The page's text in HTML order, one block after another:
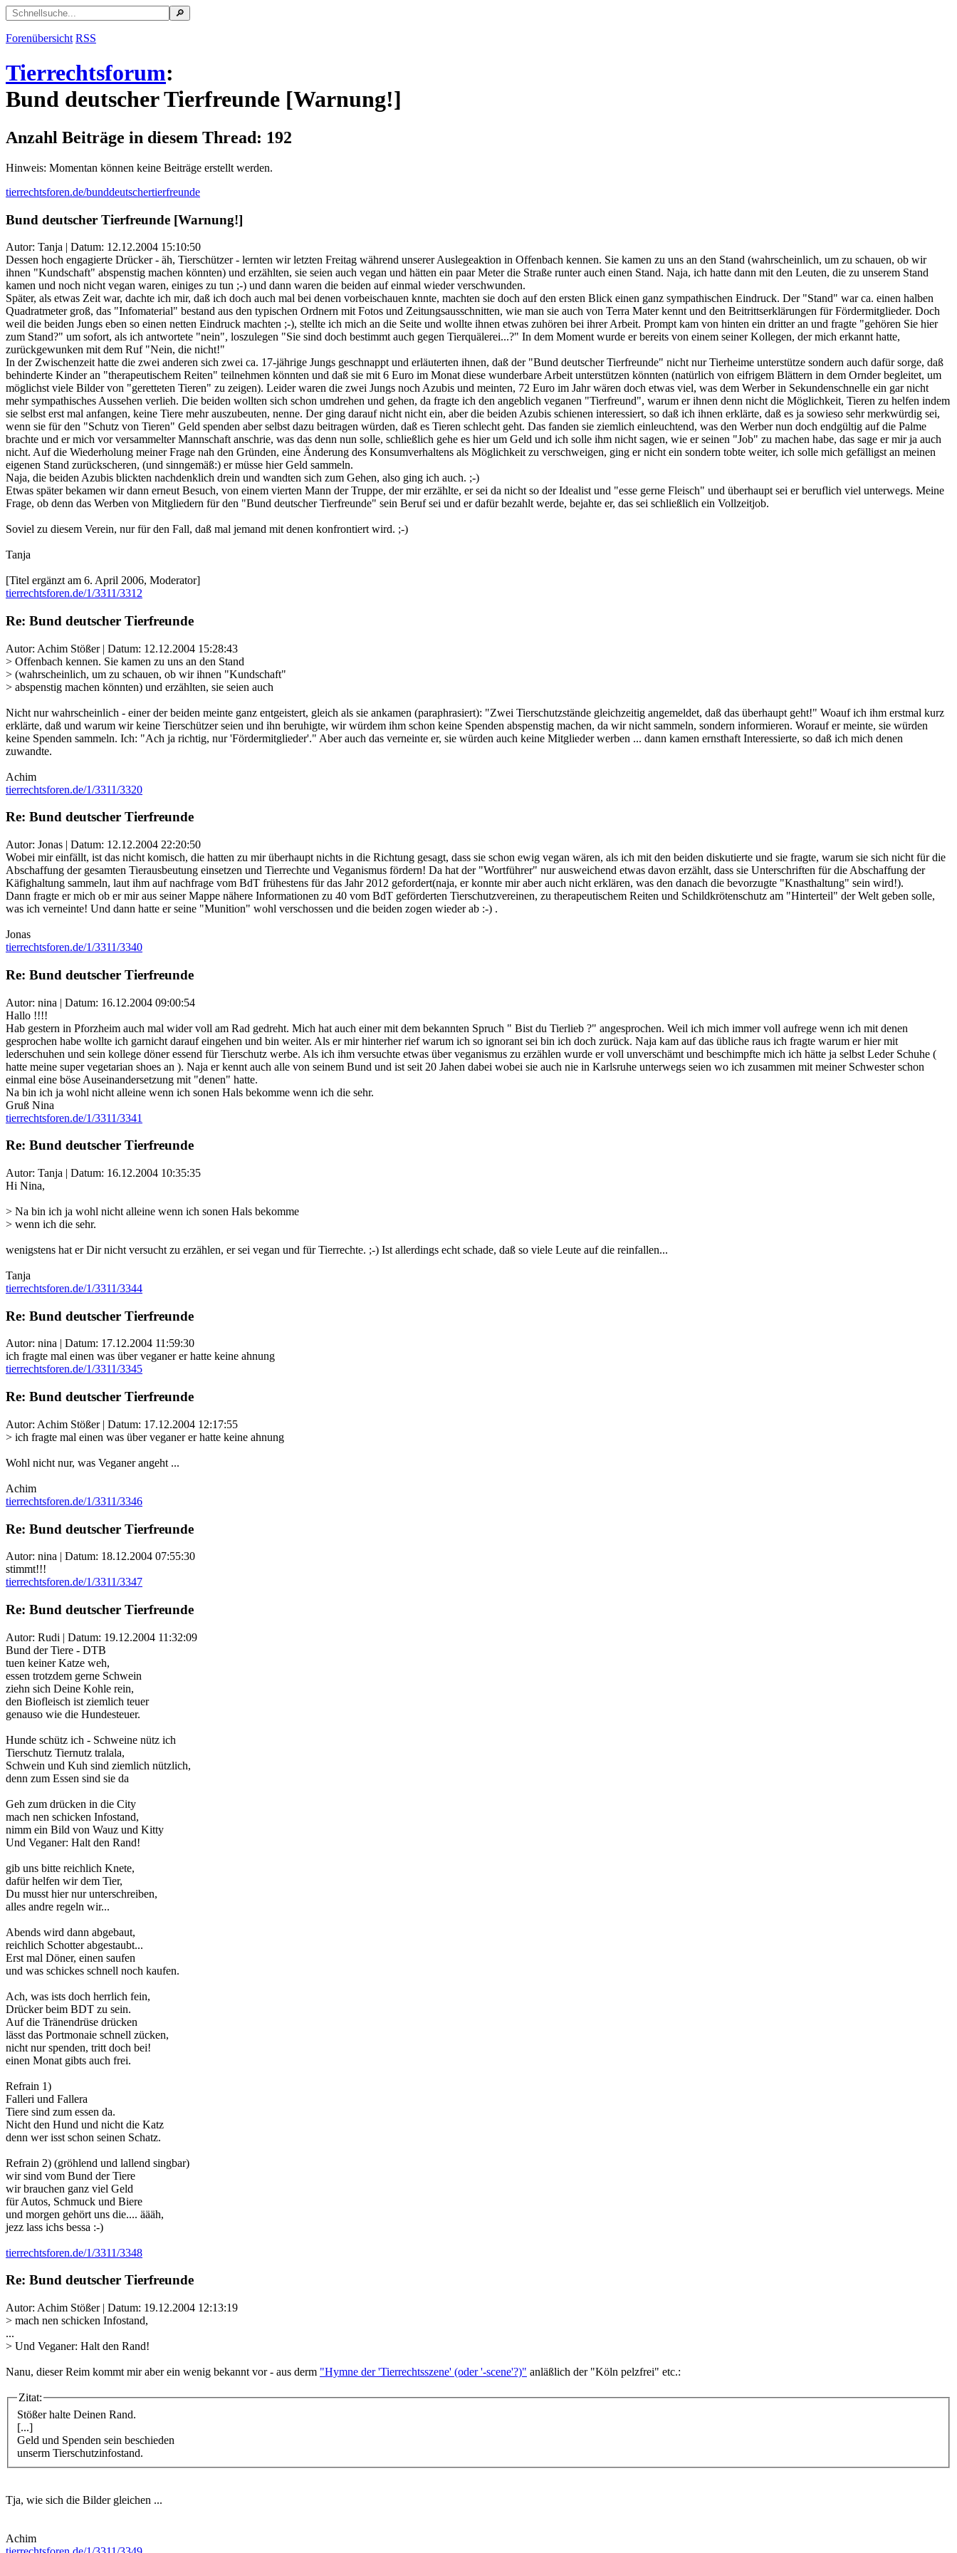
Forenübersicht RSS
Tierrechtsforum:
Bund deutscher Tierfreunde [Warnung!]
Anzahl Beiträge in diesem Thread: 192
Hinweis: Momentan können keine Beiträge erstellt werden.
tierrechtsforen.de/bunddeutschertierfreunde
Bund deutscher Tierfreunde [Warnung!]
Autor: Tanja | Datum: 12.12.2004 15:10:50
Dessen hoch engagierte Drücker - äh, Tierschützer - lernten wir letzten Freitag während unserer Auslegeaktion in Offenbach kennen. Sie kamen zu uns an den Stand (wahrscheinlich, um zu schauen, ob wir
ihnen "Kundschaft" abspenstig machen könnten) und erzählten, sie seien auch vegan und hätten ein paar Meter die Straße runter auch einen Stand. Naja, ich hatte dann mit den Leuten, die zu unserem Stand
kamen und noch nicht vegan waren, einiges zu tun ;-) und dann waren die beiden auf einmal wieder verschwunden.
Später, als etwas Zeit war, dachte ich mir, daß ich doch auch mal bei denen vorbeischauen knnte, machten sie doch auf den ersten Blick einen ganz sympathischen Eindruck. Der "Stand" war ca. einen halben
Quadratmeter groß, das "Infomaterial" bestand aus den typischen Ordnern mit Fotos und Zeitungsausschnitten, wie man sie auch von Terra Mater kennt und den Beitrittserklärungen für Fördermitglieder. Doch
weil die beiden Jungs eben so einen netten Eindruck machten ;-), stellte ich mich an die Seite und wollte ihnen etwas zuhören bei ihrer Arbeit. Prompt kam von hinten ein dritter an und fragte "gehören Sie hier
zum Stand?" um sofort, als ich antwortete "nein", loszulegen "Sie sind doch bestimmt auch gegen Tierquälerei...?" In dem Moment wurde er bereits von einem seiner Kollegen, der mich erkannt hatte,
zurückgewunken mit dem Ruf "Nein, die nicht!"
In der Zwischenzeit hatte die zwei anderen sich zwei ca. 17-jährige Jungs geschnappt und erläuterten ihnen, daß der "Bund deutscher Tierfreunde" nicht nur Tierheime unterstütze sondern auch dafür sorge, daß
behinderte Kinder an "therapeutischem Reiten" teilnehmen könnten und daß sie mit 6 Euro im Monat diese wunderbare Arbeit unterstützen könnten (natürlich von eifrigem Blättern in dem Ornder begleitet, um
möglichst viele Bilder von "geretteten Tieren" zu zeigen). Leider waren die zwei Jungs noch Azubis und meinten, 72 Euro im Jahr wären doch etwas viel, was dem Werber in Sekundenschnelle ein gar nicht
mehr sympathisches Aussehen verlieh. Die beiden wollten sich schon umdrehen und gehen, da fragte ich den angeblich veganen "Tierfreund", warum er ihnen denn nicht die Möglichkeit, Tieren zu helfen indem
sie selbst erst mal anfangen, keine Tiere mehr auszubeuten, nenne. Der ging darauf nicht nicht ein, aber die beiden Azubis schienen interessiert, so daß ich ihnen erklärte, daß es ja sowieso sehr merkwürdig sei,
wenn sie für den "Schutz von Tieren" Geld spenden aber selbst dazu beitragen würden, daß es Tieren schlecht geht. Das fanden sie ziemlich einleuchtend, was den Werber nun doch endgültig auf die Palme
brachte und er mich vor versammelter Mannschaft anschrie, was das denn nun solle, schließlich gehe es hier um Geld und ich solle ihm nicht sagen, wie er seinen "Job" zu machen habe, das sage er mir ja auch
nicht. Auf die Wiederholung meiner Frage nah den Gründen, eine Änderung des Konsumverhaltens als Möglichkeit zu verschweigen, ging er nicht ein sondern tobte weiter, ich solle mich gefälligst an meinen
eigenen Stand zurückscheren, (und sinngemäß:) er müsse hier Geld sammeln.
Naja, die beiden Azubis blickten nachdenklich drein und wandten sich zum Gehen, also ging ich auch. ;-)
Etwas später bekamen wir dann erneut Besuch, von einem vierten Mann der Truppe, der mir erzählte, er sei da nicht so der Idealist und "esse gerne Fleisch" und überhaupt sei er beruflich viel unterwegs. Meine
Frage, ob denn das Werben von Mitgliedern für den "Bund deutscher Tierfreunde" sein Beruf sei und er dafür bezahlt werde, bejahte er, das sei schließlich ein Vollzeitjob.
Soviel zu diesem Verein, nur für den Fall, daß mal jemand mit denen konfrontiert wird. ;-)
Tanja
[Titel ergänzt am 6. April 2006, Moderator]
tierrechtsforen.de/1/3311/3312
Re: Bund deutscher Tierfreunde
Autor: Achim Stößer | Datum: 12.12.2004 15:28:43
> Offenbach kennen. Sie kamen zu uns an den Stand
> (wahrscheinlich, um zu schauen, ob wir ihnen "Kundschaft"
> abspenstig machen könnten) und erzählten, sie seien auch
Nicht nur wahrscheinlich - einer der beiden meinte ganz entgeistert, gleich als sie ankamen (paraphrasiert): "Zwei Tierschutzstände gleichzeitig angemeldet, daß das überhaupt geht!" Woauf ich ihm erstmal kurz
erklärte, daß und warum wir keine Tierschützer seien und ihn beruhigte, wir würdem ihm schon keine Spenden abspenstig machen, da wir nicht sammeln, sondern informieren. Worauf er meinte, sie würden
keine Spenden sammeln. Ich: "Ach ja richtig, nur 'Fördermitglieder'." Aber auch das verneinte er, sie würden auch keine Mitglieder werben ... dann kamen ernsthaft Interessierte, so daß ich mich denen
zuwandte.
Achim
tierrechtsforen.de/1/3311/3320
Re: Bund deutscher Tierfreunde
Autor: Jonas | Datum: 12.12.2004 22:20:50
Wobei mir einfällt, ist das nicht komisch, die hatten zu mir überhaupt nichts in die Richtung gesagt, dass sie schon ewig vegan wären, als ich mit den beiden diskutierte und sie fragte, warum sie sich nicht für die
Abschaffung der gesamten Tierausbeutung einsetzen und Tierrechte und Veganismus fördern! Da hat der "Wortführer" nur ausweichend etwas davon erzählt, dass sie Unterschriften für die Abschaffung der
Käfighaltung sammeln, laut ihm auf nachfrage vom BdT frühestens für das Jahr 2012 gefordert(naja, er konnte mir aber auch nicht erklären, was den danach die bevorzugte "Knasthaltung" sein wird!).
Dann fragte er mich ob er mir aus seiner Mappe nähere Informationen zu 40 vom BdT geförderten Tierschutzvereinen, zu therapeutischem Reiten und Schildkrötenschutz am "Hinterteil" der Welt geben solle,
was ich verneinte! Und dann hatte er seine "Munition" wohl verschossen und die beiden zogen wieder ab :-) .
Jonas
tierrechtsforen.de/1/3311/3340
Re: Bund deutscher Tierfreunde
Autor: nina | Datum: 16.12.2004 09:00:54
Hallo !!!!
Hab gestern in Pforzheim auch mal wider voll am Rad gedreht. Mich hat auch einer mit dem bekannten Spruch " Bist du Tierlieb ?" angesprochen. Weil ich mich immer voll aufrege wenn ich mit denen
gesprochen habe wollte ich garnicht darauf eingehen und bin weiter. Als er mir hinterher rief warum ich so ignorant sei bin ich doch zurück. Naja kam auf das übliche raus ich fragte warum er hier mit
lederschuhen und sein kollege döner essend für Tierschutz werbe. Als ich ihm versuchte etwas über veganismus zu erzählen wurde er voll unverschämt und beschimpfte mich ich hätte ja selbst Leder Schuhe (
hatte meine super vegetarian shoes an ). Naja er kennt auch alle von seinem Bund und ist seit 20 Jahen dabei wobei sie auch nie in Karlsruhe unterwegs seien wo ich zusammen mit meiner Schwester schon
einmal eine böse Auseinandersetzung mit "denen" hatte.
Na bin ich ja wohl nicht alleine wenn ich sonen Hals bekomme wenn ich die sehr.
Gruß Nina
tierrechtsforen.de/1/3311/3341
Re: Bund deutscher Tierfreunde
Autor: Tanja | Datum: 16.12.2004 10:35:35
Hi Nina,
> Na bin ich ja wohl nicht alleine wenn ich sonen Hals bekomme
> wenn ich die sehr.
wenigstens hat er Dir nicht versucht zu erzählen, er sei vegan und für Tierrechte. ;-) Ist allerdings echt schade, daß so viele Leute auf die reinfallen...
Tanja
tierrechtsforen.de/1/3311/3344
Re: Bund deutscher Tierfreunde
Autor: nina | Datum: 17.12.2004 11:59:30
ich fragte mal einen was über veganer er hatte keine ahnung
tierrechtsforen.de/1/3311/3345
Re: Bund deutscher Tierfreunde
Autor: Achim Stößer | Datum: 17.12.2004 12:17:55
> ich fragte mal einen was über veganer er hatte keine ahnung
Wohl nicht nur, was Veganer angeht ...
Achim
tierrechtsforen.de/1/3311/3346
Re: Bund deutscher Tierfreunde
Autor: nina | Datum: 18.12.2004 07:55:30
stimmt!!!
tierrechtsforen.de/1/3311/3347
Re: Bund deutscher Tierfreunde
Autor: Rudi | Datum: 19.12.2004 11:32:09
Bund der Tiere - DTB
tuen keiner Katze weh,
essen trotzdem gerne Schwein
ziehn sich Deine Kohle rein,
den Biofleisch ist ziemlich teuer
genauso wie die Hundesteuer.
Hunde schütz ich - Schweine nütz ich
Tierschutz Tiernutz tralala,
Schwein und Kuh sind ziemlich nützlich,
denn zum Essen sind sie da
Geh zum drücken in die City
mach nen schicken Infostand,
nimm ein Bild von Wauz und Kitty
Und Veganer: Halt den Rand!
gib uns bitte reichlich Knete,
dafür helfen wir dem Tier,
Du musst hier nur unterschreiben,
alles andre regeln wir...
Abends wird dann abgebaut,
reichlich Schotter abgestaubt...
Erst mal Döner, einen saufen
und was schickes schnell noch kaufen.
Ach, was ists doch herrlich fein,
Drücker beim BDT zu sein.
Auf die Tränendrüse drücken
lässt das Portmonaie schnell zücken,
nicht nur spenden, tritt doch bei!
einen Monat gibts auch frei.
Refrain 1)
Falleri und Fallera
Tiere sind zum essen da.
Nicht den Hund und nicht die Katz
denn wer isst schon seinen Schatz.
Refrain 2) (gröhlend und lallend singbar)
wir sind vom Bund der Tiere
wir brauchen ganz viel Geld
für Autos, Schmuck und Biere
und morgen gehört uns die.... äääh,
jezz lass ichs bessa :-)
tierrechtsforen.de/1/3311/3348
Re: Bund deutscher Tierfreunde
Autor: Achim Stößer | Datum: 19.12.2004 12:13:19
> mach nen schicken Infostand,
...
> Und Veganer: Halt den Rand!
Nanu, dieser Reim kommt mir aber ein wenig bekannt vor - aus derm "Hymne der 'Tierrechtsszene' (oder '-scene'?)" anläßlich der "Köln pelzfrei" etc.:
Zitat:
Stößer halte Deinen Rand.
[...]
Geld und Spenden sein beschieden
unserm Tierschutzinfostand.
Tja, wie sich die Bilder gleichen ...
Achim